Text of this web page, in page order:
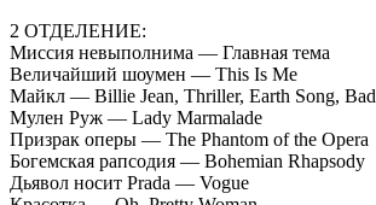
2 ОТДЕЛЕНИЕ:
Миссия невыполнима — Главная тема
Величайший шоумен — This Is Me
Майкл — Billie Jean, Thriller, Earth Song, Bad
Мулен Руж — Lady Marmalade
Призрак оперы — The Phantom of the Opera
Богемская рапсодия — Bohemian Rhapsody
Дьявол носит Prada — Vogue